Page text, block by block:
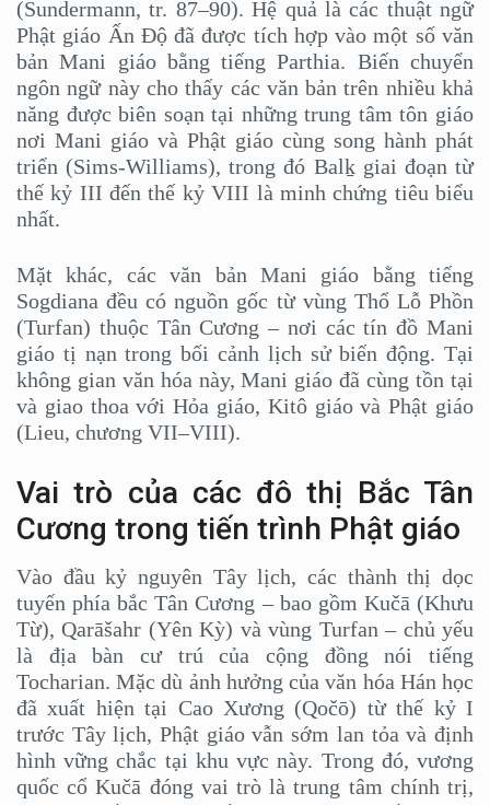
(Sundermann, tr. 87–90). Hệ quả là các thuật ngữ
Phật giáo Ấn Độ đã được tích hợp vào một số văn
bản Mani giáo bằng tiếng Parthia. Biến chuyển
ngôn ngữ này cho thấy các văn bản trên nhiều khả
năng được biên soạn tại những trung tâm tôn giáo
nơi Mani giáo và Phật giáo cùng song hành phát
triển (Sims-Williams), trong đó Balḵ giai đoạn từ
thế kỷ III đến thế kỷ VIII là minh chứng tiêu biểu
nhất.
Mặt khác, các văn bản Mani giáo bằng tiếng
Sogdiana đều có nguồn gốc từ vùng Thổ Lỗ Phồn
(Turfan) thuộc Tân Cương – nơi các tín đồ Mani
giáo tị nạn trong bối cảnh lịch sử biến động. Tại
không gian văn hóa này, Mani giáo đã cùng tồn tại
và giao thoa với Hỏa giáo, Kitô giáo và Phật giáo
(Lieu, chương VII–VIII).
Vai trò của các đô thị Bắc Tân
Cương trong tiến trình Phật giáo
Vào đầu kỷ nguyên Tây lịch, các thành thị dọc
tuyến phía bắc Tân Cương – bao gồm Kučā (Khưu
Từ), Qarāšahr (Yên Kỳ) và vùng Turfan – chủ yếu
là địa bàn cư trú của cộng đồng nói tiếng
Tocharian. Mặc dù ảnh hưởng của văn hóa Hán học
đã xuất hiện tại Cao Xương (Qočō) từ thế kỷ I
trước Tây lịch, Phật giáo vẫn sớm lan tỏa và định
hình vững chắc tại khu vực này. Trong đó, vương
quốc cổ Kučā đóng vai trò là trung tâm chính trị,